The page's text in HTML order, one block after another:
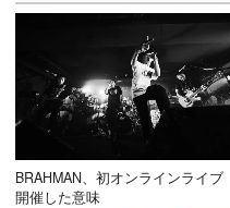
BRAHMAN、初オンラインライブ
開催した意味